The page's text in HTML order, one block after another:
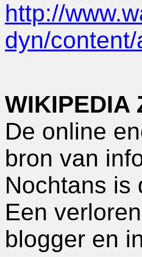
http://
dyn/
WIKIPEDIA
De online
bron van
Nochtans is
Een
blogger en